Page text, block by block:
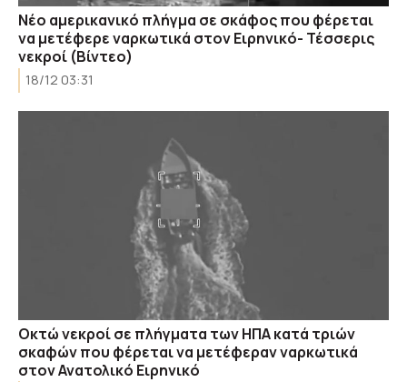
Νέο αμερικανικό πλήγμα σε σκάφος που φέρεται
να μετέφερε ναρκωτικά στον Ειρηνικό- Τέσσερις
νεκροί (Βίντεο)
18/12 03:31
Οκτώ νεκροί σε πλήγματα των ΗΠΑ κατά τριών
σκαφών που φέρεται να μετέφεραν ναρκωτικά
στον Ανατολικό Ειρηνικό